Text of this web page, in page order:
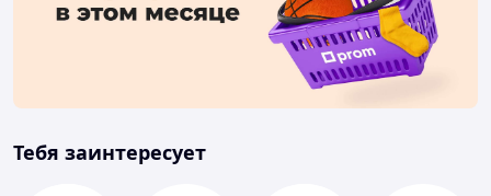
Тебя заинтересует